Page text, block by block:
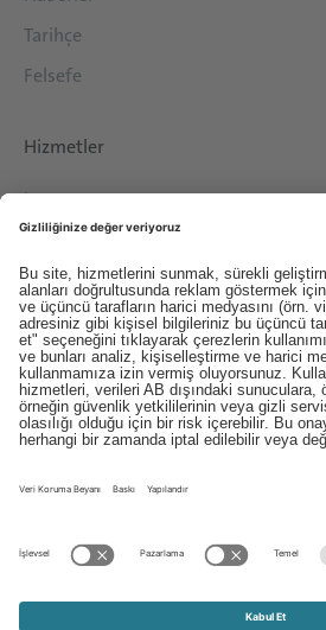
Tarihçe
Felsefe
Hizmetler
EDI
Künye
İhbar Hattı
Kayıt ve Şartlar